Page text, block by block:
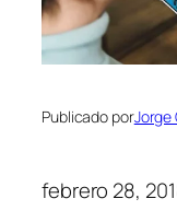
Publicado porJorge
febrero 28,